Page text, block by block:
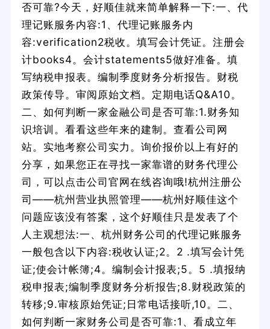
否可靠?今天，好顺佳就来简单解释一下:一、代
理记账服务内容:1、代理记账服务内
容:verification2税收。填写会计凭证。注册会
计books4。会计statements5做好准备。填
写纳税申报表。编制季度财务分析报告。财税
政策传导。审阅原始文档。定期电话Q&A10。
二、如何判断一家金融公司是否可靠:1.财务知
识培训。看看这些年来的建制。查看公司网
站。实地考察公司实力。询价报价以上有好的
分享，如果您正在寻找一家靠谱的财务代理公
司，可以点击公司官网在线咨询哦!杭州注册公
司——杭州营业执照管理——杭州好顺佳这个
问题应该没有答案，这个好顺佳只是发表了个
人主观想法:一、杭州财务公司的代理记账服务
一般包含以下内容:税收认证;2。2 .填写会计凭
证;使会计帐簿;4。编制会计报表;5。5 .填报纳
税申报表;编制季度财务分析报告;8.财税政策的
转移;9.审核原始凭证;日常电话接听,10。二、
如何判断一家财务公司是否可靠:1、看成立年